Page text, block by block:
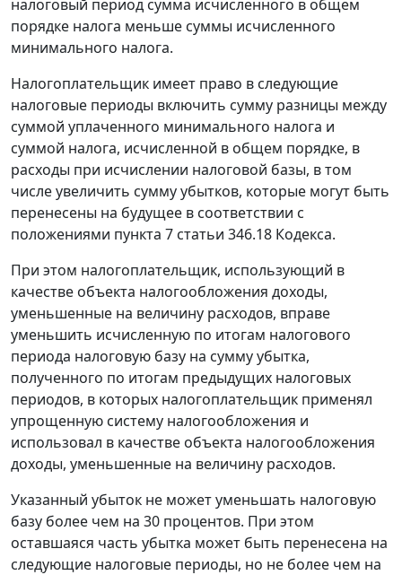
налоговый период сумма исчисленного в общем
порядке налога меньше суммы исчисленного
минимального налога.
Налогоплательщик имеет право в следующие
налоговые периоды включить сумму разницы между
суммой уплаченного минимального налога и
суммой налога, исчисленной в общем порядке, в
расходы при исчислении налоговой базы, в том
числе увеличить сумму убытков, которые могут быть
перенесены на будущее в соответствии с
положениями пункта 7 статьи 346.18 Кодекса.
При этом налогоплательщик, использующий в
качестве объекта налогообложения доходы,
уменьшенные на величину расходов, вправе
уменьшить исчисленную по итогам налогового
периода налоговую базу на сумму убытка,
полученного по итогам предыдущих налоговых
периодов, в которых налогоплательщик применял
упрощенную систему налогообложения и
использовал в качестве объекта налогообложения
доходы, уменьшенные на величину расходов.
Указанный убыток не может уменьшать налоговую
базу более чем на 30 процентов. При этом
оставшаяся часть убытка может быть перенесена на
следующие налоговые периоды, но не более чем на